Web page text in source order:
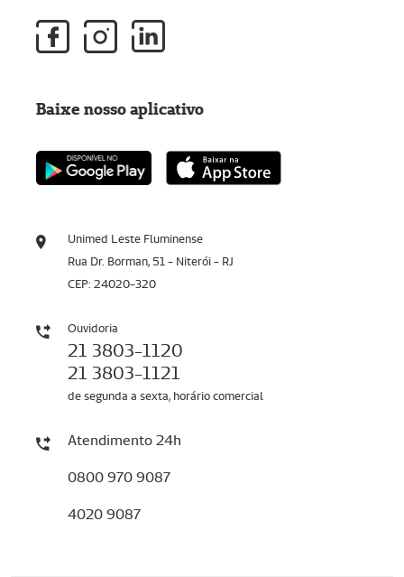
Unimed Leste Fluminense
Rua Dr. Borman, 51 - Niterói - RJ
CEP: 24020-320
Ouvidoria
21 3803-1120
21 3803-1121
de segunda a sexta, horário comercial
Atendimento 24h
0800 970 9087
4020 9087
Baixe nosso aplicativo